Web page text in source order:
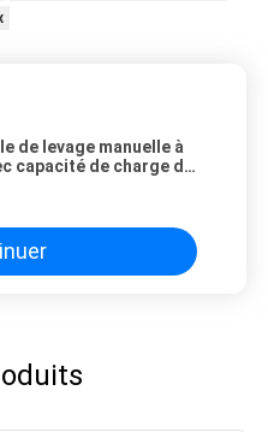
de levage manuelle à
capacité de charge de